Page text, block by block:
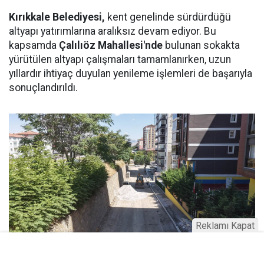
Kırıkkale Belediyesi, kent genelinde sürdürdüğü
altyapı yatırımlarına aralıksız devam ediyor. Bu
kapsamda Çalılıöz Mahallesi'nde bulunan sokakta
yürütülen altyapı çalışmaları tamamlanırken, uzun
yıllardır ihtiyaç duyulan yenileme işlemleri de başarıyla
sonuçlandırıldı.
Reklamı Kapat